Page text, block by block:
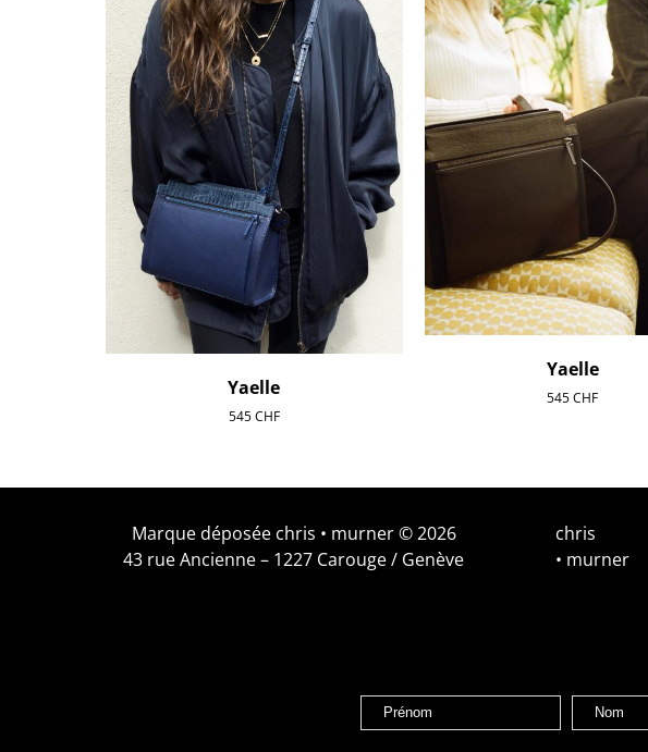
Yaelle
545CHF
Yaelle
545CHF
Marque déposée chris • murner © 2026
43 rue Ancienne – 1227 Carouge / Genève
chris
• murner
Prénom Nom